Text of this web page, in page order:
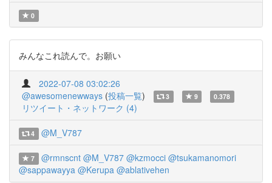
0
みんなこれ読んで。お願い
2022-07-08 03:02:26
@awesomenewways (投稿一覧) 3 9 0.378
リツイート・ネットワーク (4)
4 @M_V787
7 @rmnscnt @M_V787 @kzmocci @tsukamanomori
@sappawayya @Kerupa @ablativehen